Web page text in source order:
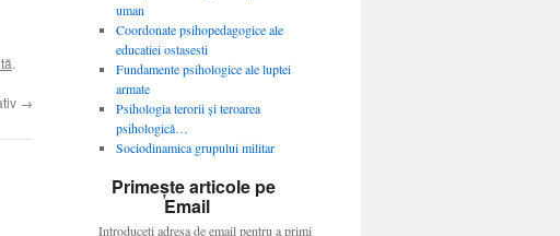
.
→
uman
Coordonate psihopedagogice ale
educatiei ostasesti
Fundamente psihologice ale luptei
armate
Psihologia terorii şi teroarea
psihologică…
Sociodinamica grupului militar
Primește articole pe
Email
Introduceți adresa de email pentru a primi